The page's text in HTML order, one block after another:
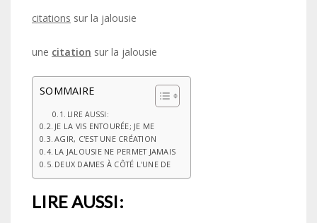
citations sur la jalousie
une citation sur la jalousie
SOMMAIRE
LIRE AUSSI:
JE LA VIS ENTOURÉE; JE ME
AGIR, C'EST UNE CRÉATION
LA JALOUSIE NE PERMET JAMAIS
DEUX DAMES À CÔTÉ L'UNE DE
LIRE AUSSI: